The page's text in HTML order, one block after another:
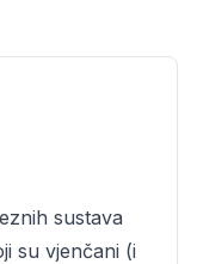
sustava
su vjenčani (i